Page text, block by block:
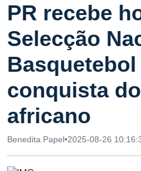
PR recebe
Selecção
conquista
africano
Benedita Papel•2025-08-26